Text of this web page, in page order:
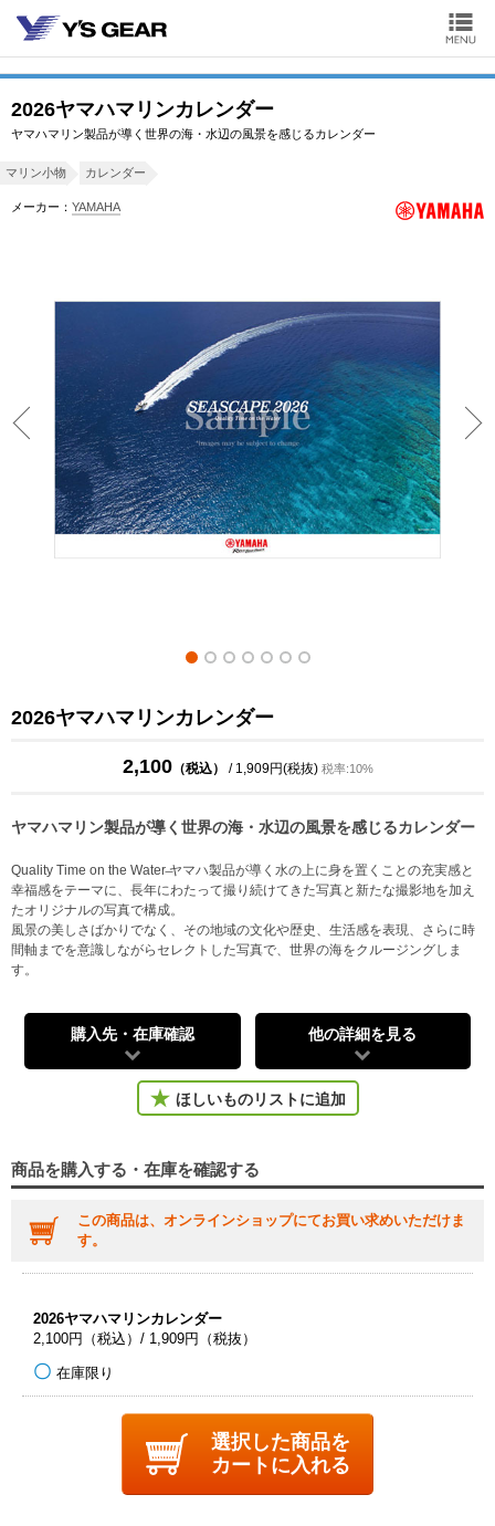
2026ヤマハマリンカレンダー
ヤマハマリン製品が導く世界の海・水辺の風景を感じるカレンダー
マリン小物 カレンダー
メーカー： YAMAHA
2026ヤマハマリンカレンダー
2,100（税込） / 1,909円(税抜) 税率:10%
ヤマハマリン製品が導く世界の海・水辺の風景を感じるカレンダー
Quality Time on the Water ̶ヤマハ製品が導く水の上に身を置くことの充実感と
幸福感をテーマに、長年にわたって撮り続けてきた写真と新たな撮影地を加え
たオリジナルの写真で構成。
風景の美しさばかりでなく、その地域の文化や歴史、生活感を表現、さらに時
間軸までを意識しながらセレクトした写真で、世界の海をクルージングしま
す。
購入先・在庫確認 他の詳細を見る
ほしいものリストに追加
商品を購入する・在庫を確認する
この商品は、オンラインショップにてお買い求めいただけま
す。
2026ヤマハマリンカレンダー
2,100円（税込）/ 1,909円（税抜）
在庫限り
選択した商品を
カートに入れる